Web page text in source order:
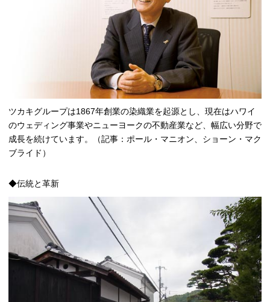
ツカキグループは1867年創業の染織業を起源とし、現在はハワイ
のウェディング事業やニューヨークの不動産業など、幅広い分野で
成長を続けています。（記事：ポール・マニオン、ショーン・マク
ブライド）
◆伝統と革新